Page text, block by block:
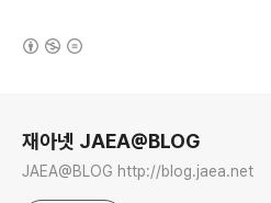
재아넷 JAEA@BLOG
JAEA@BLOG http://blog.jaea.net